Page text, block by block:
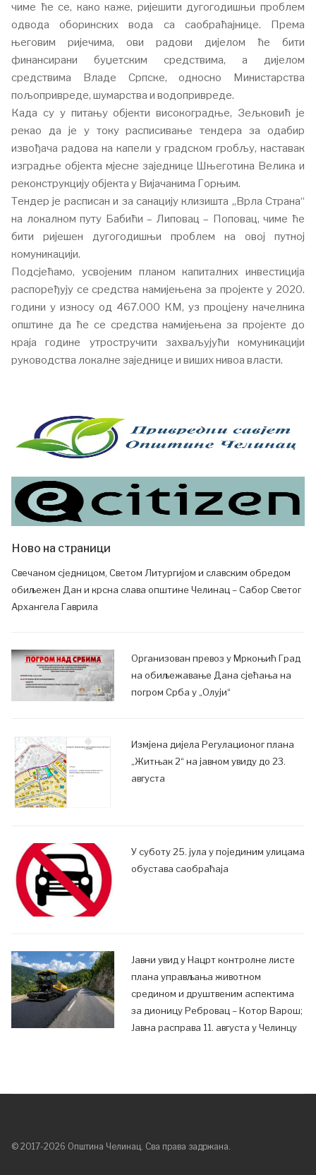
чиме ће се, како каже, ријешити дугогодишњи проблем
одвода оборинских вода са саобраћајнице. Према
његовим ријечима, ови радови дијелом ће бити
финансирани буџетским средствима, а дијелом
средствима Владе Српске, односно Министарства
пољопривреде, шумарства и водопривреде.
Када су у питању објекти високоградње, Зељковић је
рекао да је у току расписивање тендера за одабир
извођача радова на капели у градском гробљу, наставак
изградње објекта мјесне заједнице Шњеготина Велика и
реконструкцију објекта у Вијачанима Горњим.
Тендер је расписан и за санацију клизишта „Врла Страна“
на локалном путу Бабићи – Липовац – Поповац, чиме ће
бити ријешен дугогодишњи проблем на овој путној
комуникацији.
Подсјећамо, усвојеним планом капиталних инвестиција
распоређују се средства намијењена за пројекте у 2020.
години у износу од 467.000 КМ, уз процјену начелника
општине да ће се средства намијењена за пројекте до
краја године утростручити захваљујући комуникацији
руководства локалне заједнице и виших нивоа власти.
Ново на страници
Свечаном сједницом, Светом Литургијом и славским обредом
обиљежен Дан и крсна слава општине Челинац – Сабор Светог
Архангела Гаврила
Организован превоз у Мркоњић Град
на обиљежавање Дана сјећања на
погром Срба у „Олуји“
Измјена дијела Регулационог плана
„Житњак 2“ на јавном увиду до 23.
августа
У суботу 25. јула у појединим улицама
обустава саобраћаја
Јавни увид у Нацрт контролне листе
плана управљања животном
средином и друштвеним аспектима
за дионицу Ребровац – Котор Варош;
Јавна расправа 11. августа у Челинцу
© 2017-2026 Општина Челинац. Сва права задржана.